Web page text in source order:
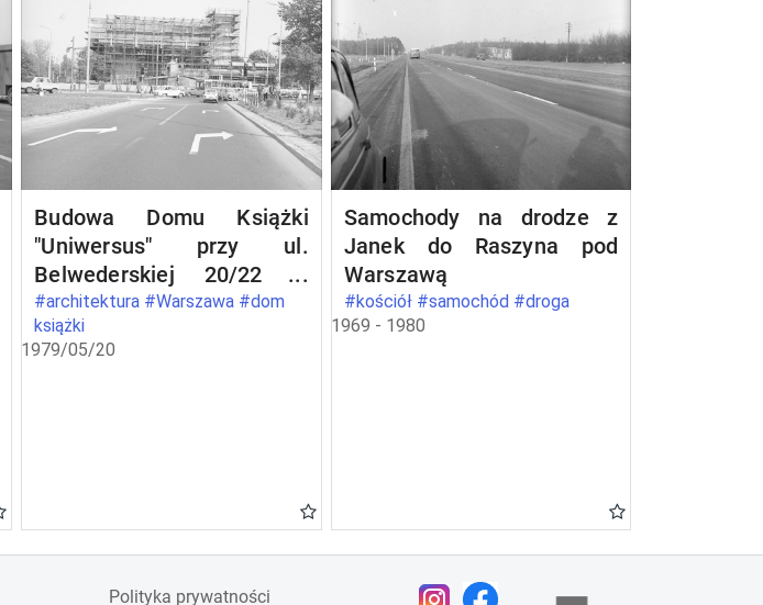
Budowa Domu Książki
"Uniwersus" przy ul.
Belwederskiej 20/22 w
Warszawie
#architektura #Warszawa #dom
książki
1979/05/20
Samochody na drodze z
Janek do Raszyna pod
Warszawą
#kościół #samochód #droga
1969 - 1980
Polityka prywatności